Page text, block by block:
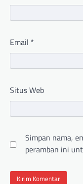
Email *
Situs Web
Simpan nama,
peramban ini